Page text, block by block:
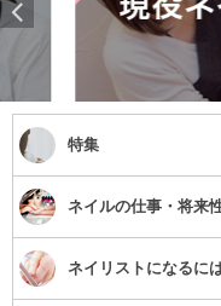
特集
ネイルの仕事・将来
ネイリストになるに